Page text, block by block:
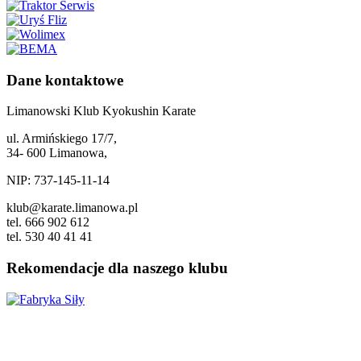
Dane kontaktowe
Limanowski Klub Kyokushin Karate
ul. Armińskiego 17/7,
34- 600 Limanowa,
NIP: 737-145-11-14
klub@karate.limanowa.pl
tel. 666 902 612
tel. 530 40 41 41
Rekomendacje dla naszego klubu